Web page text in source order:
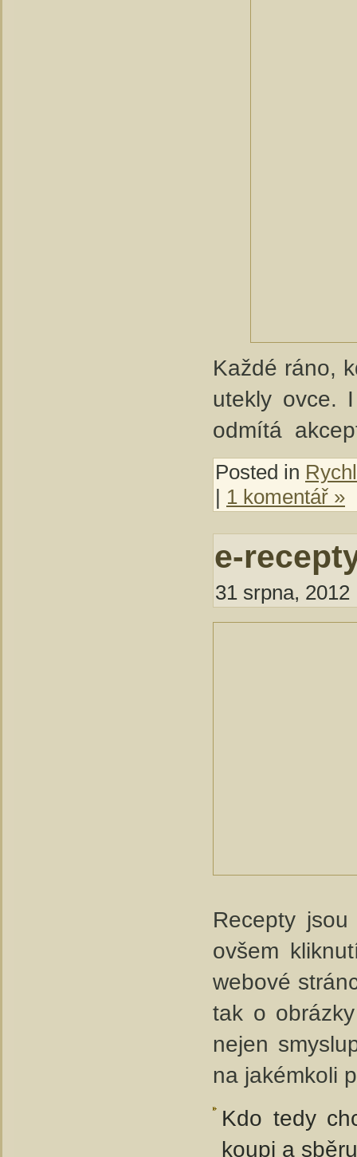
Každé ráno,
utekly ovce.
odmítá
Posted in
| 1 komentář »
e-
31 srpna,
Recepty
ovšem
webové
tak o
nejen
na jakémkoli
Kdo tedy
koupi a